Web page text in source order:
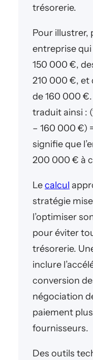
trésorerie.
Pour illustrer,
entreprise
150 000 €,
210 000 €, et
de 160 000 €.
traduit ainsi :
– 160 000 €)
signifie que
200 000 € à
Lecalcul
stratégie
l’optimiser
pour éviter
trésorerie.
inclure
conversion
négociation
paiement
fournisseurs.
Des outils